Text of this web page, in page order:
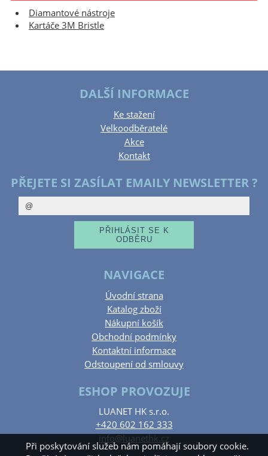
Diamantové nástroje
Kartáče 3M Bristle
DALŠÍ INFORMACE
Ke stažení
Velkoodběratelé
Akce
Kontakt
PŘEJETE SI ZASÍLAT EMAILY NEWSLETTER ?
NAVIGACE
Úvodní strana
Katalog zboží
Nákupní košík
Obchodní podmínky
Kontaktní informace
Odstoupení od smlouvy
ESHOP PROVOZUJE
LUANET HK s.r.o.
+420 602 162 333
info@luanethk.cz
Při poskytování služeb nám pomáhají soubory cookie.